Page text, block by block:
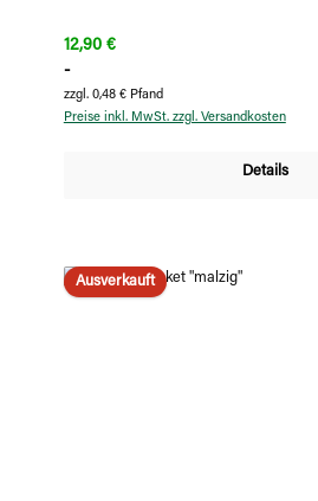
Regulärer Preis:
12,90 €
-
zzgl. 0,48 € Pfand
Preise inkl. MwSt. zzgl. Versandkosten
Details
Ausverkauft